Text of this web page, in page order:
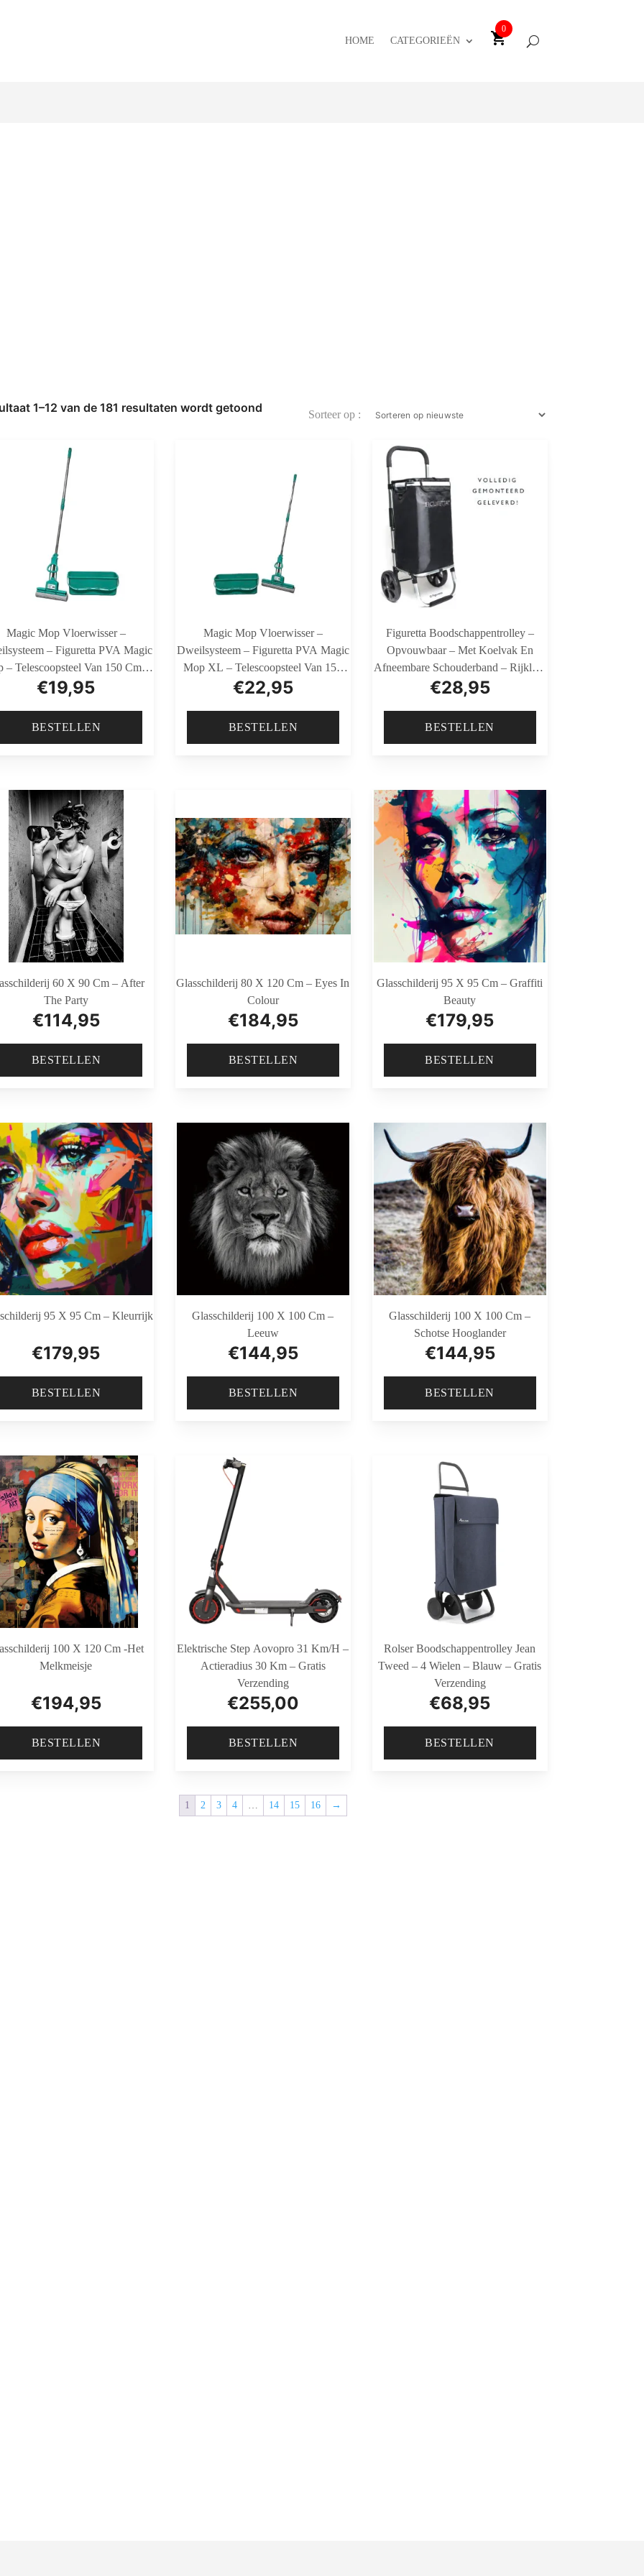
HOME CATEGORIEËN
0
1–12 van de 181 resultaten wordt getoondGesorteerd
Magic Mop Vloerwisser –
– Figuretta PVA Magic
– Telescoopsteel Van 150 Cm –
Inclusief GRATIS Emmer
€19,95
BESTELLEN
Magic Mop Vloerwisser –
Dweilsysteem – Figuretta PVA Magic
Mop XL – Telescoopsteel Van 150
Cm – Inclusief GRATIS Emmer
€22,95
BESTELLEN
Figuretta Boodschappentrolley –
Opvouwbaar – Met Koelvak En
Afneembare Schouderband – Rijklaar
En Gemonteerd Geleverd – Zwart
€28,95
BESTELLEN
60 X 90 Cm – After
The Party
€114,95
BESTELLEN
Glasschilderij 80 X 120 Cm – Eyes In
Colour
€184,95
BESTELLEN
Glasschilderij 95 X 95 Cm – Graffiti
Beauty
€179,95
BESTELLEN
95 X 95 Cm – Kleurrijk
€179,95
BESTELLEN
Glasschilderij 100 X 100 Cm –
Leeuw
€144,95
BESTELLEN
Glasschilderij 100 X 100 Cm –
Schotse Hooglander
€144,95
BESTELLEN
100 X 120 Cm -Het
Melkmeisje
€194,95
BESTELLEN
Elektrische Step Aovopro 31 Km/h –
Actieradius 30 Km – Gratis
Verzending
€255,00
BESTELLEN
Rolser Boodschappentrolley Jean
Tweed – 4 Wielen – Blauw – Gratis
Verzending
€68,95
BESTELLEN
1 2 3 4 … 14 15 16 →